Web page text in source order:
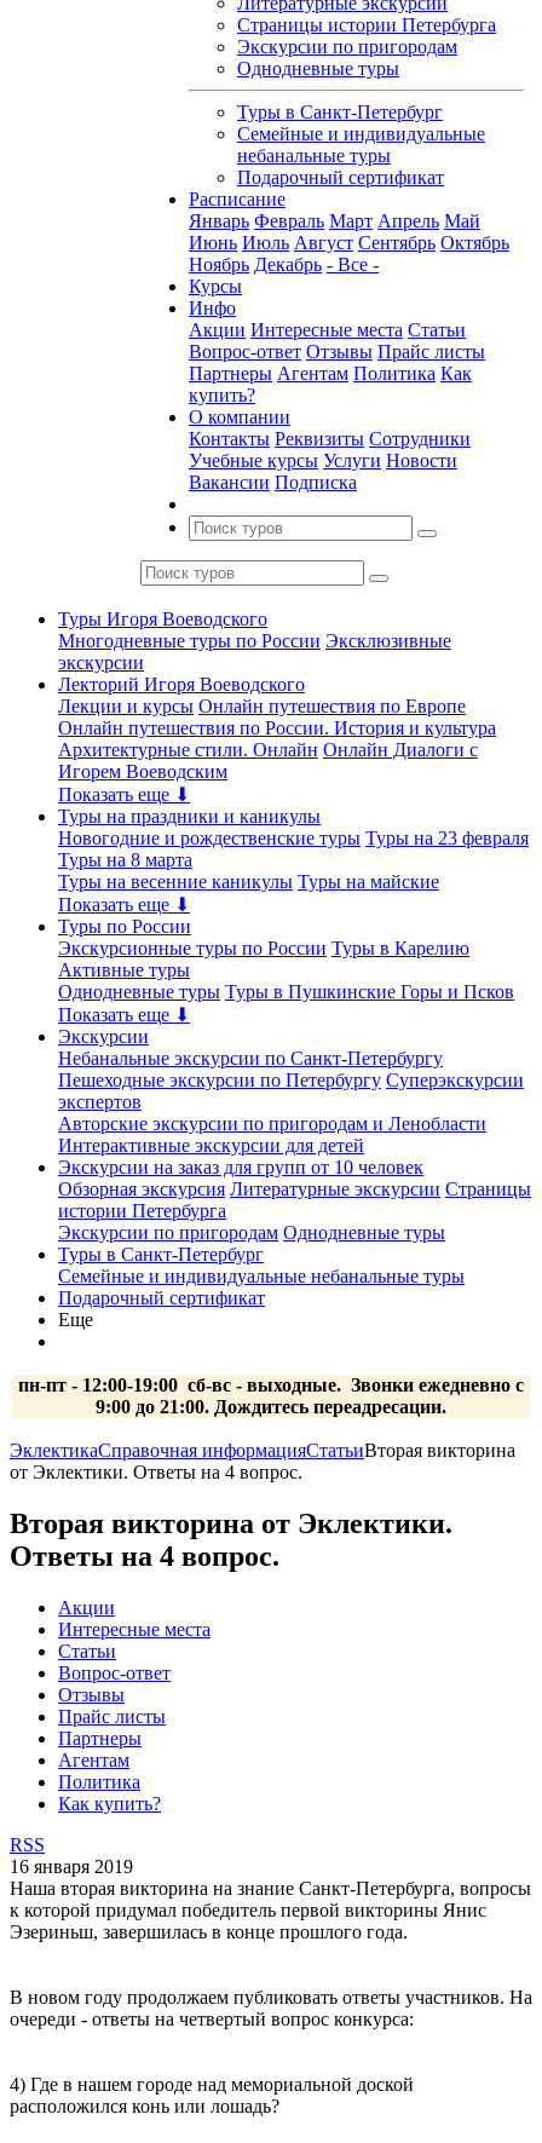
Страницы истории Петербурга
Экскурсии по пригородам
Однодневные туры
Туры в Санкт-Петербург
Семейные и индивидуальные
небанальные туры
Подарочный сертификат
Расписание
Январь Февраль Март Апрель Май
Июнь Июль Август Сентябрь Октябрь
Ноябрь Декабрь - Все -
Курсы
Инфо
Акции Интересные места Статьи
Вопрос-ответ Отзывы Прайс листы
Партнеры Агентам Политика Как
купить?
О компании
Контакты Реквизиты Сотрудники
Учебные курсы Услуги Новости
Вакансии Подписка
Туры Игоря Воеводского
Многодневные туры по России Эксклюзивные
экскурсии
Лекторий Игоря Воеводского
Лекции и курсы Онлайн путешествия по Европе
Онлайн путешествия по России. История и культура
Архитектурные стили. Онлайн Онлайн Диалоги с
Игорем Воеводским
Показать еще ⬇
Туры на праздники и каникулы
Новогодние и рождественские туры Туры на 23 февраля
Туры на 8 марта
Туры на весенние каникулы Туры на майские
Показать еще ⬇
Туры по России
Экскурсионные туры по России Туры в Карелию
Активные туры
Однодневные туры Туры в Пушкинские Горы и Псков
Показать еще ⬇
Экскурсии
Небанальные экскурсии по Санкт-Петербургу
Пешеходные экскурсии по Петербургу Суперэкскурсии
экспертов
Авторские экскурсии по пригородам и Ленобласти
Интерактивные экскурсии для детей
Экскурсии на заказ для групп от 10 человек
Обзорная экскурсия Литературные экскурсии Страницы
истории Петербурга
Экскурсии по пригородам Однодневные туры
Туры в Санкт-Петербург
Семейные и индивидуальные небанальные туры
Подарочный сертификат
Еще
пн-пт - 12:00-19:00 сб-вс - выходные. Звонки ежедневно с
9:00 до 21:00. Дождитесь переадресации.
ЭклектикаСправочная информацияСтатьиВторая викторина
от Эклектики. Ответы на 4 вопрос.
Вторая викторина от Эклектики.
Ответы на 4 вопрос.
Акции
Интересные места
Статьи
Вопрос-ответ
Отзывы
Прайс листы
Партнеры
Агентам
Политика
Как купить?
RSS
16 января 2019
Наша вторая викторина на знание Санкт-Петербурга, вопросы
к которой придумал победитель первой викторины Янис
Эзериньш, завершилась в конце прошлого года.
В новом году продолжаем публиковать ответы участников. На
очереди - ответы на четвертый вопрос конкурса:
4) Где в нашем городе над мемориальной доской
расположился конь или лошадь?